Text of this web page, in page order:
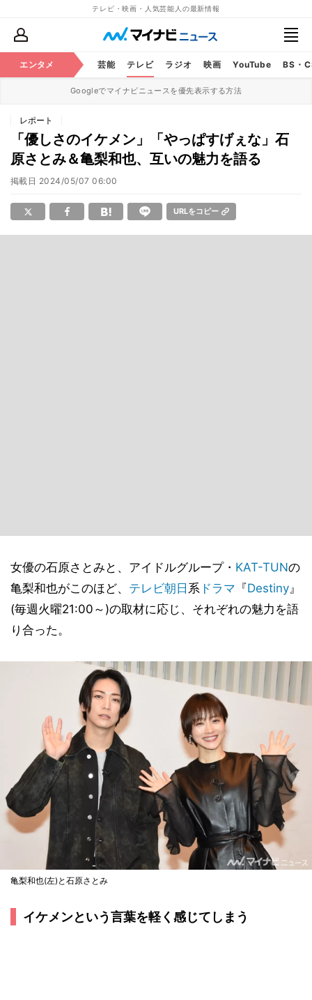
テレビ・映画・人気芸能人の最新情報
エンタメ 芸能 テレビ ラジオ 映画 YouTube BS・
Googleでマイナビニュースを優先表示する方法
レポート
「優しさのイケメン」「やっぱすげぇな」石
原さとみ＆亀梨和也、互いの魅力を語る
掲載日 2024/05/07 06:00
URLをコピー
女優の石原さとみと、アイドルグループ・ KAT-TUNの
亀梨和也がこのほど、 テレビ朝日 系 ドラマ 『Destiny』
(毎週火曜21:00～)の取材に応じ、それぞれの魅力を語
り合った。
亀梨和也(左)と石原さとみ
イケメンという言葉を軽く感じてしまう